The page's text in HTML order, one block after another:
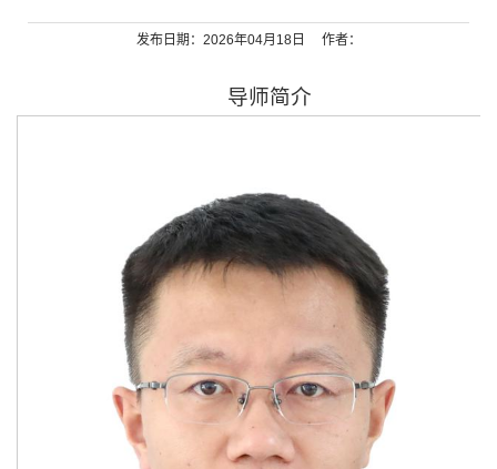
发布日期：2026年04月18日 作者：
导师简介